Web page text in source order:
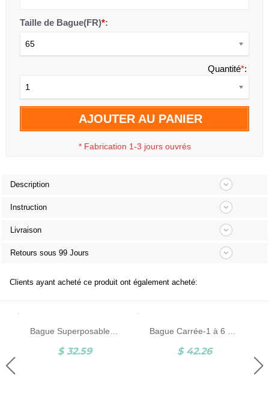
Taille de Bague(FR)*:
65
Quantité*:
1
AJOUTER AU PANIER
* Fabrication 1-3 jours ouvrés
Description
Instruction
Livraison
Retours sous 99 Jours
Clients ayant acheté ce produit ont également acheté:
$ 32.59 $ 42.26